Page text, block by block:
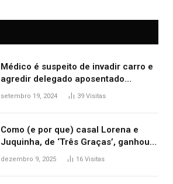
Médico é suspeito de invadir carro e
agredir delegado aposentado
durante confusão no trânsito
setembro 19, 2024 39 Visitas
Como (e por que) casal Lorena e
Juquinha, de ‘Três Graças’, ganhou
repercussão internacional
dezembro 9, 2025 16 Visitas